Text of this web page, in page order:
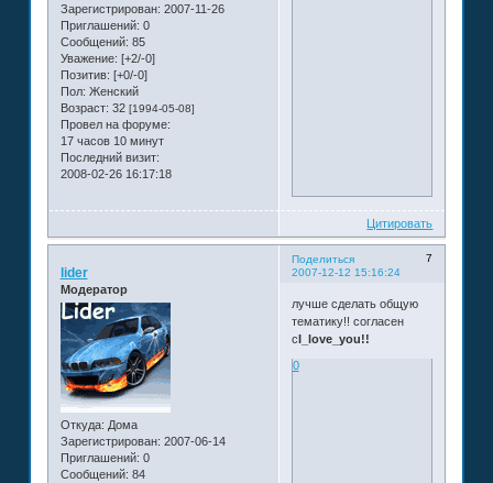
Зарегистрирован: 2007-11-26
Приглашений: 0
Сообщений: 85
Уважение: [+2/-0]
Позитив: [+0/-0]
Пол: Женский
Возраст: 32 [1994-05-08]
Провел на форуме:
17 часов 10 минут
Последний визит:
2008-02-26 16:17:18
Цитировать
Поделиться
7
2007-12-12 15:16:24
lider
Модератор
Откуда: Дома
Зарегистрирован: 2007-06-14
Приглашений: 0
Сообщений: 84
лучше сделать общую
тематику!! согласен
с I_love_you!!
0